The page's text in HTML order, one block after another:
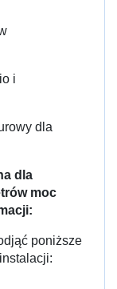
i
dla
dla
moc
poniższe